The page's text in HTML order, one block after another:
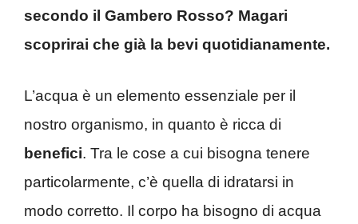
secondo il Gambero Rosso? Magari
scoprirai che già la bevi quotidianamente.
L’acqua è un elemento essenziale per il
nostro organismo, in quanto è ricca di
benefici. Tra le cose a cui bisogna tenere
particolarmente, c’è quella di idratarsi in
modo corretto. Il corpo ha bisogno di acqua